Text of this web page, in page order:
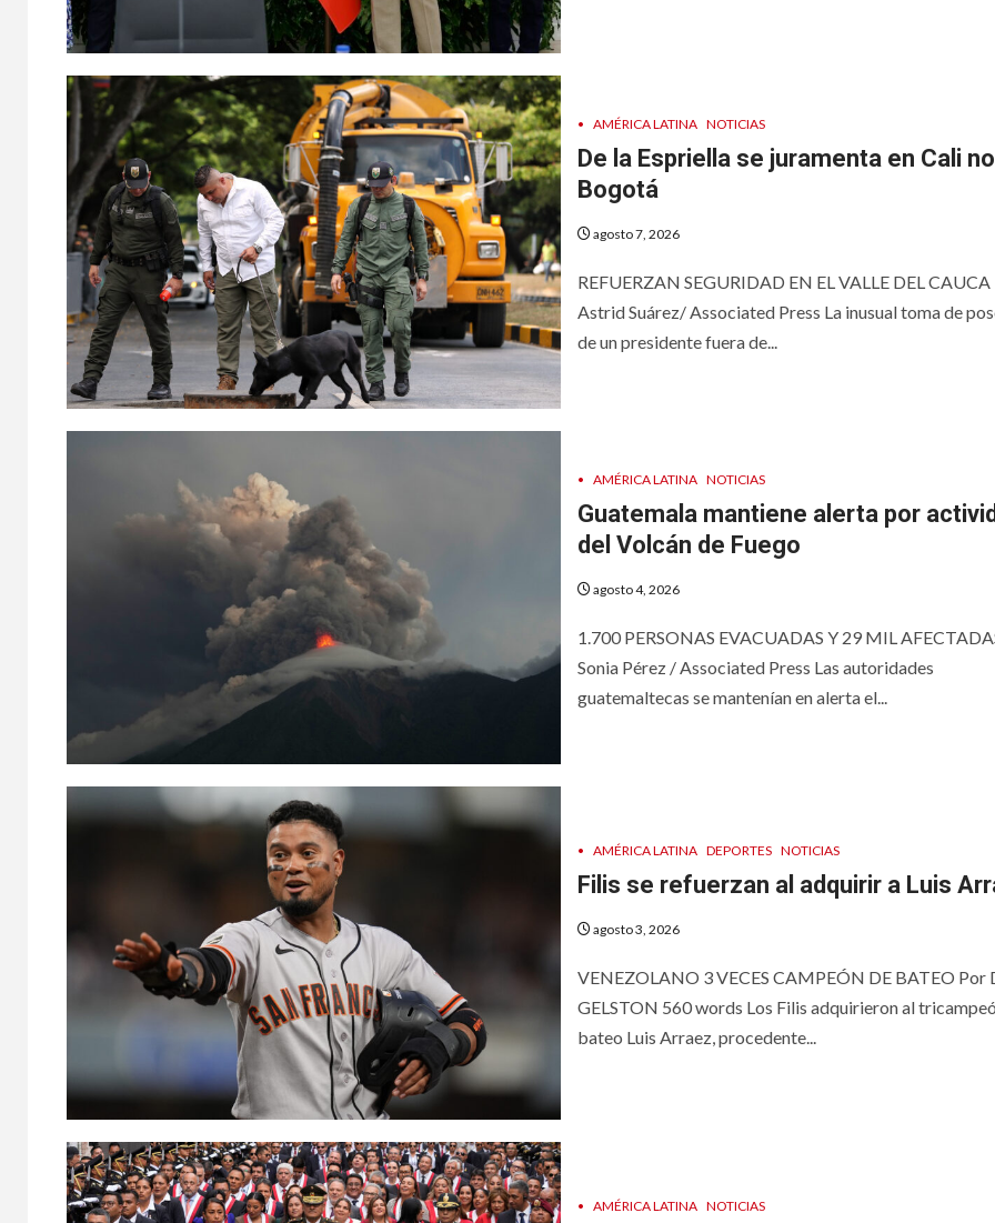
• AMÉRICA LATINA NOTICIAS
De la Espriella se juramenta en Cali
Bogotá
agosto 7, 2026
REFUERZAN SEGURIDAD EN EL VALLE DEL CAUCA
Astrid Suárez/ Associated Press La inusual toma de
de un presidente fuera de...
• AMÉRICA LATINA NOTICIAS
Guatemala mantiene alerta por
del Volcán de Fuego
agosto 4, 2026
1.700 PERSONAS EVACUADAS Y 29 MIL
Sonia Pérez / Associated Press Las autoridades
guatemaltecas se mantenían en alerta el...
• AMÉRICA LATINA DEPORTES NOTICIAS
Filis se refuerzan al adquirir a Luis
agosto 3, 2026
VENEZOLANO 3 VECES CAMPEÓN DE BATEO Por
GELSTON 560 words Los Filis adquirieron al
bateo Luis Arraez, procedente...
• AMÉRICA LATINA NOTICIAS